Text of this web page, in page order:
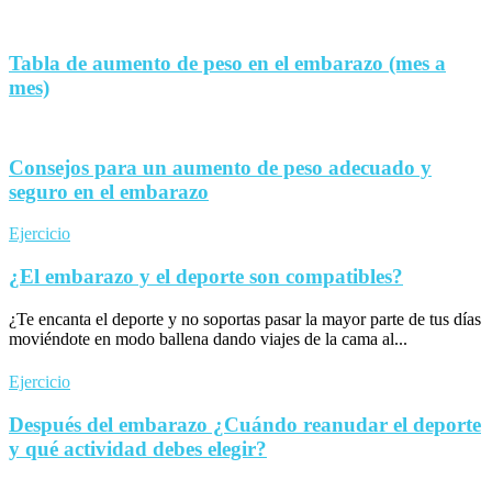
Tabla de aumento de peso en el embarazo (mes a
mes)
Consejos para un aumento de peso adecuado y
seguro en el embarazo
Ejercicio
¿El embarazo y el deporte son compatibles?
¿Te encanta el deporte y no soportas pasar la mayor parte de tus días
moviéndote en modo ballena dando viajes de la cama al...
Ejercicio
Después del embarazo ¿Cuándo reanudar el deporte
y qué actividad debes elegir?